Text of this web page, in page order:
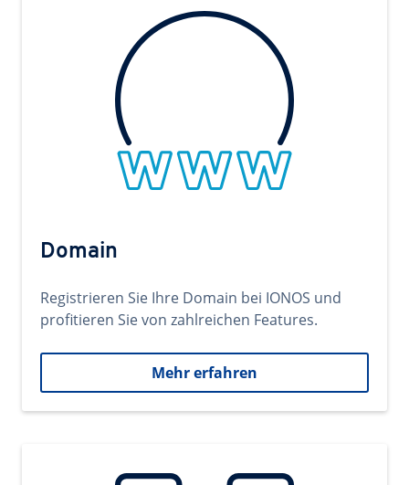
Domain
Registrieren Sie Ihre Domain bei IONOS und
profitieren Sie von zahlreichen Features.
Mehr erfahren